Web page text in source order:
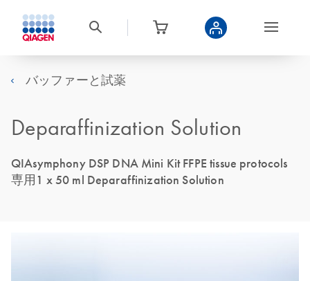
バッファーと試薬
Deparaffinization Solution
QIAsymphony DSP DNA Mini Kit FFPE tissue protocols
専用1 x 50 ml Deparaffinization Solution